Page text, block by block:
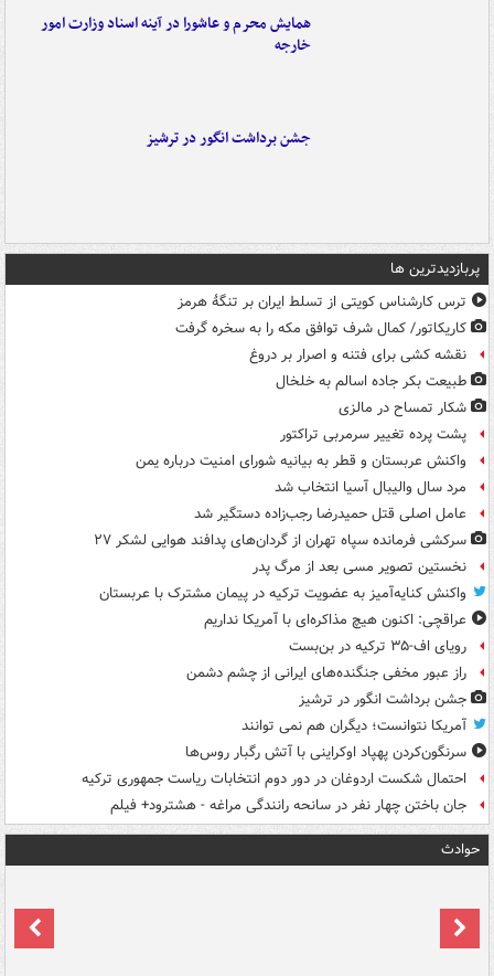
همایش محرم و عاشورا در آینه اسناد وزارت امور
خارجه
جشن برداشت انگور در ترشیز
پربازدیدترین ها
ترس کارشناس کویتی از تسلط ایران بر تنگۀ هرمز
کاریکاتور/ کمال شرف توافق مکه را به سخره گرفت
نقشه کشی برای فتنه و اصرار بر دروغ
طبیعت بکر جاده اسالم به خلخال
شکار تمساح در مالزی
پشت پرده تغییر سرمربی تراکتور
واکنش عربستان و قطر به بیانیه شورای امنیت درباره یمن
مرد سال والیبال آسیا انتخاب شد
عامل اصلی قتل حمیدرضا رجب‌زاده دستگیر شد
سرکشی فرمانده سپاه تهران از گردان‌های پدافند هوایی لشکر ۲۷
نخستین تصویر مسی بعد از مرگ پدر
واکنش کنایه‌آمیز به عضویت ترکیه در پیمان مشترک با عربستان
عراقچی: اکنون هیچ مذاکره‌ای با آمریکا نداریم
رویای اف-۳۵ ترکیه در بن‌بست
راز عبور مخفی جنگنده‌های ایرانی از چشم دشمن
جشن برداشت انگور در ترشیز
آمریکا نتوانست؛ دیگران هم نمی توانند
سرنگون‌کردن پهپاد اوکراینی با آتش رگبار روس‌ها
احتمال شکست اردوغان در دور دوم انتخابات ریاست جمهوری ترکیه
جان باختن چهار نفر در سانحه رانندگی مراغه - هشترود+ فیلم
حوادث